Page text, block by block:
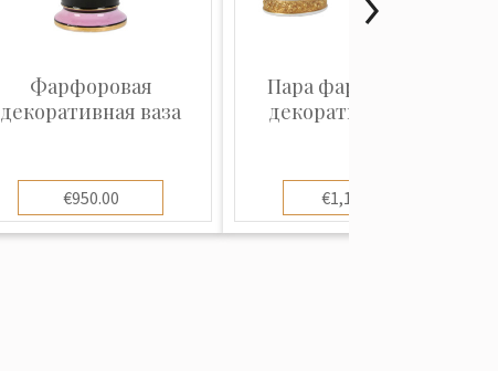
Фарфоровая
декоративная ваза
€950.00
Пара фарфоровых
декоративных ваз
€1,100.00